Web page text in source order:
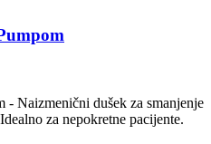
Naizmenični dušek za smanjenje
za nepokretne pacijente.